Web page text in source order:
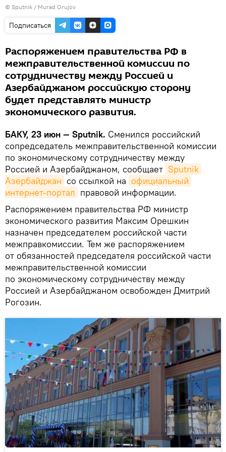
© Sputnik / Murad Orujov
Подписаться
Распоряжением правительства РФ в
межправительственной комиссии по
сотрудничеству между Россией и
Азербайджаном российскую сторону
будет представлять министр
экономического развития.
БАКУ, 23 июн — Sputnik. Сменился российский
сопредседатель межправительственной комиссии
по экономическому сотрудничеству между
Россией и Азербайджаном, сообщает Sputnik
Азербайджан со ссылкой на официальный
интернет-портал правовой информации.
Распоряжением правительства РФ министр
экономического развития Максим Орешкин
назначен председателем российской части
межправкомиссии. Тем же распоряжением
от обязанностей председателя российской части
межправительственной комиссии
по экономическому сотрудничеству между
Россией и Азербайджаном освобожден Дмитрий
Рогозин.